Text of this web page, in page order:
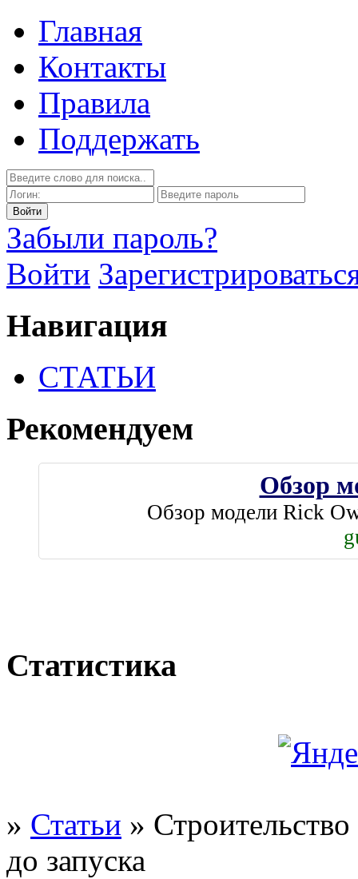
Главная
Контакты
Правила
Поддержать
Забыли пароль?
Войти
Навигация
СТАТЬИ
Рекомендуем
Обзор
Обзор модели Rick
Статистика
» Статьи »
до запуска